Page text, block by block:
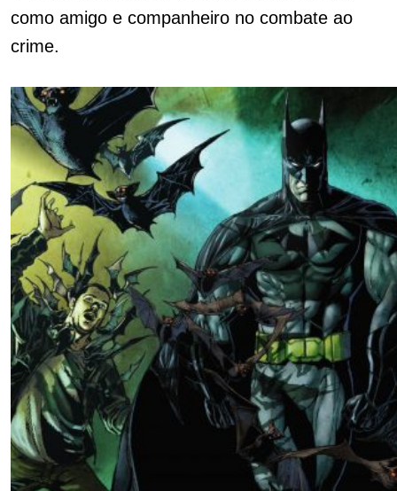
como amigo e companheiro no combate ao
crime.